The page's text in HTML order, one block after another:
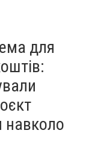
для
навколо